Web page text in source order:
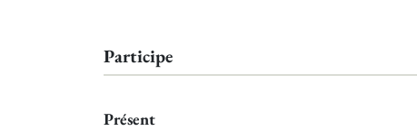
Participe
Présent